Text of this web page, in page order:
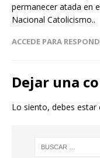
permanecer atada en
Nacional Catolicismo..
ACCEDE PARA
Dejar una
Lo siento, debes estar